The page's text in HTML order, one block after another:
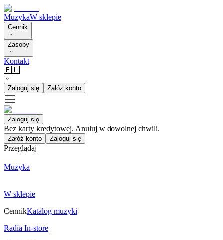
MuzykaW sklepie
Cennik
Zasoby
Kontakt
🇵🇱
Zaloguj się Załóż konto
Zaloguj się
Bez karty kredytowej. Anuluj w dowolnej chwili.
Załóż konto Zaloguj się
Przeglądaj
Muzyka
W sklepie
CennikKatalog muzyki
Radia In-store